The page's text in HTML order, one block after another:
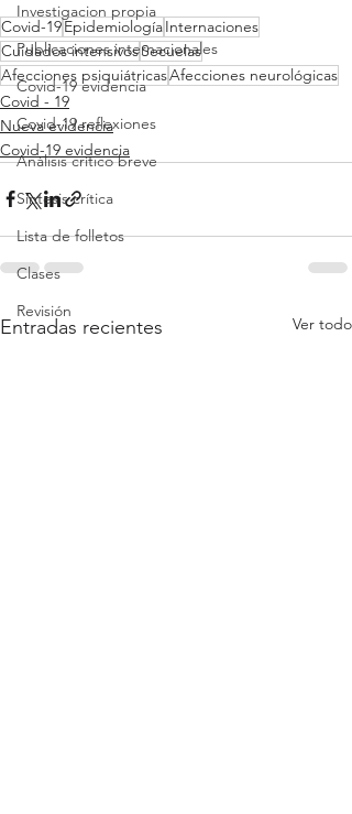
Investigacion propia
Publicaciones internacionales
Covid-19 evidencia
Covid-19 reflexiones
Análisis crítico breve
Síntesis crítica
Lista de folletos
Clases
Revisión
Covid-19EpidemiologíaInternaciones
Cuidados intensivosSecuelas
Afecciones psiquiátricasAfecciones neurológicas
Covid - 19
Nueva evidencia
Covid-19 evidencia
Entradas recientes Ver todo